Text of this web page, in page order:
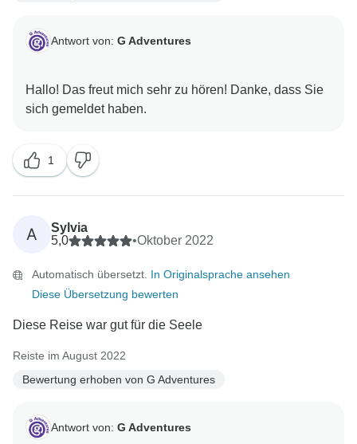
Antwort von: G Adventures
Hallo! Das freut mich sehr zu hören! Danke, dass Sie
1
A
Sylvia
5,0
•Oktober 2022
Automatisch übersetzt. In Originalsprache ansehen
Diese Übersetzung bewerten
Diese Reise war gut für die Seele
Reiste im August 2022
Bewertung erhoben von G Adventures
Antwort von: G Adventures